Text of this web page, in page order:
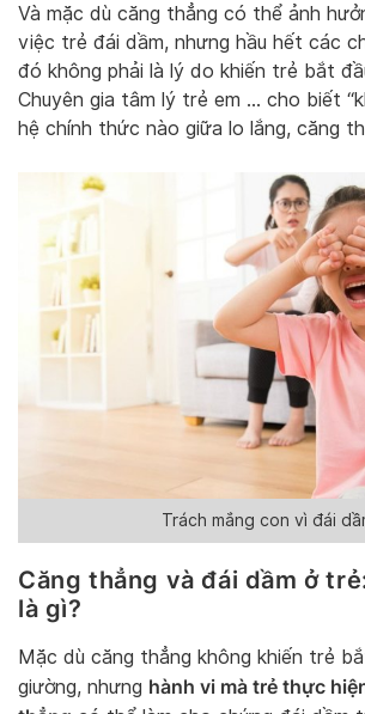
Và mặc dù căng thẳng có thể ảnh
việc trẻ đái dầm, nhưng hầu hết các
đó không phải là lý do khiến trẻ bắt
Chuyên gia tâm lý trẻ em … cho biết
hệ chính thức nào giữa lo lắng, căng
Trách mắng con vì đái
Căng thẳng và đái dầm ở
là gì?
Mặc dù căng thẳng không khiến trẻ
giường, nhưng hành vi mà trẻ thực